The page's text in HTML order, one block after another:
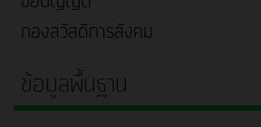
กองสวัสดิการสังคม
ข้อมูลพื้นฐาน